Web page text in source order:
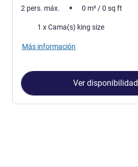
2 pers. máx. 0 m² /0 sq ft
Ropa de cama
1 x Cama(s) king size
Más información
Ver disponibilidad